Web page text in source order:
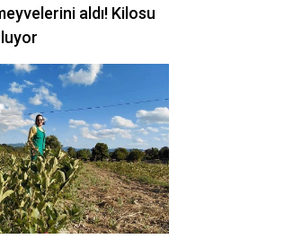
aldı! Kilosu